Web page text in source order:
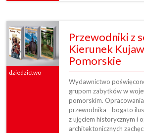
dziedzictwo
Przewodniki z
Kierunek
Pomorskie
Wydawnictwo
grupom zabytków w
pomorskim.
przewodnika - bogato
z ujęciem historycznym i
architektonicznych